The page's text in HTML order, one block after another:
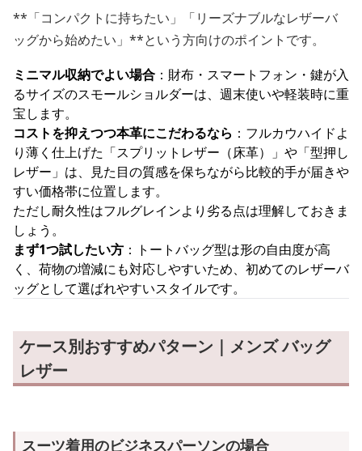
**「コンパクトに持ちたい」「リーズナブルなレザーバ
ッグから始めたい」**という方向けのポイントです。
ミニマル収納でよい場合 ：財布・スマートフォン・鍵が入
るサイズのスモールショルダーは、週末使いや軽装時に重
宝します。
コストを抑えつつ本革にこだわるなら ：フルカウハイドよ
り薄く仕上げた「スプリットレザー（床革）」や「型押し
レザー」は、見た目の質感を保ちながら比較的手が届きや
すい価格帯に位置します。
ただし耐久性はフルグレインより劣る点は理解しておきま
しょう。
まず1つ試したい方 ：トートバッグ型は形の自由度が高
く、荷物の増減にも対応しやすいため、初めてのレザーバ
ッグとして選ばれやすいスタイルです。
ケース別おすすめパターン｜メンズ バッグ
レザー
スーツ着用のビジネスパーソンの場合